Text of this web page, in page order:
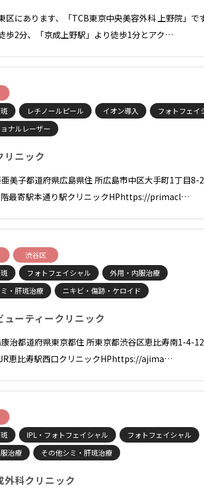
区にあります、「TCB東京中央美容外科 上野院」で
歩2分、「京成上野駅」より徒歩1分とアク…
レチノールピール イオン導入
フォトフェイ
ナルレーザー
リニック
美子都道府県広島県住 所広島市中区大手町1丁目8-
階最寄駅本通り駅クリニックHPhttps://primacl…
渋谷区
フォトフェイシャル
外用・内服治療
・肝斑治療
ニキビ・傷跡・ケロイド
ューティークリニック
康治都道府県東京都住 所東京都渋谷区恵比寿南1-4-
恵比寿駅西口クリニックHPhttps://ajima…
IPL・フォトフェイシャル
フォトフェイシャル
治療
その他シミ・肝斑治療
外科クリニック